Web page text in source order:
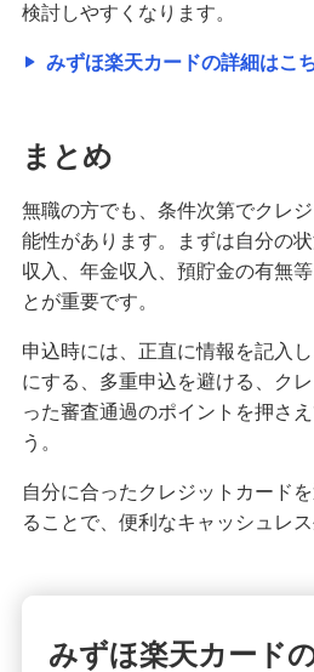
検討しやすくなります。
みずほ楽天カードの詳細はこ
まとめ
無職の方でも、条件次第でクレ
能性があります。まずは自分の
収入、年金収入、預貯金の有無
とが重要です。
申込時には、正直に情報を記入
にする、多重申込を避ける、ク
った審査通過のポイントを押さ
う。
自分に合ったクレジットカード
ることで、便利なキャッシュレ
みずほ楽天カード